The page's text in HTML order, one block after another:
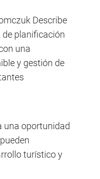
Describe
de planificación
una
y gestión de
una oportunidad
turístico y